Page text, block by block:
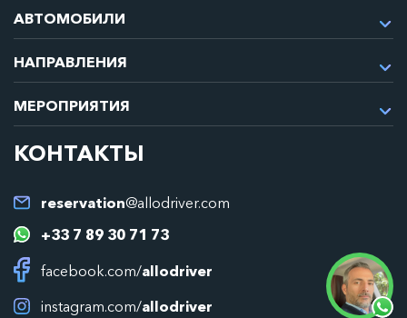
АВТОМОБИЛИ
НАПРАВЛЕНИЯ
МЕРОПРИЯТИЯ
КОНТАКТЫ
reservation@allodriver.com
+33 7 89 30 71 73
facebook.com/allodriver
instagram.com/allodriver